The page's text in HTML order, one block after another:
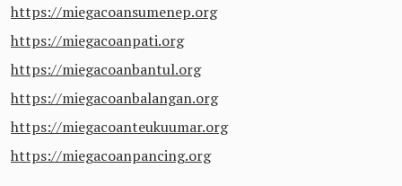
https://miegacoansumenep.org
https://miegacoanpati.org
https://miegacoanbantul.org
https://miegacoanbalangan.org
https://miegacoanteukuumar.org
https://miegacoanpancing.org